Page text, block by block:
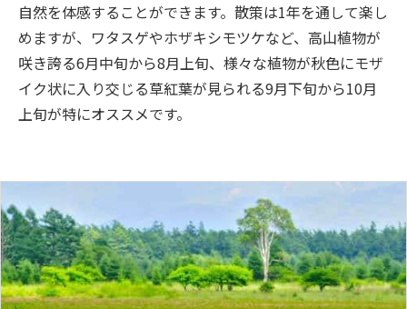
自然を体感することができます。散策は1年を通して楽し
めますが、ワタスゲやホザキシモツケなど、高山植物が
咲き誇る6月中旬から8月上旬、様々な植物が秋色にモザ
イク状に入り交じる草紅葉が見られる9月下旬から10月
上旬が特にオススメです。